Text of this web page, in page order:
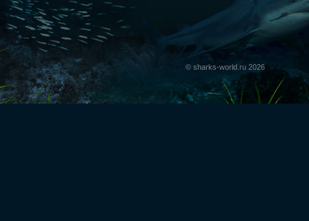
© sharks-world.ru 2026